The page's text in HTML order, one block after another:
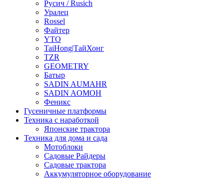
Русич / Rusich
Уралец
Rossel
Файтер
YTO
TaiHong|ТайХонг
TZR
GEOMETRY
Батыр
SADIN AUMAHR
SADIN AOMOH
Феникс
Гусеничные платформы
Техника с наработкой
Японские трактора
Техника для дома и сада
Мотоблоки
Садовые Райдеры
Садовые трактора
Аккумуляторное оборудование